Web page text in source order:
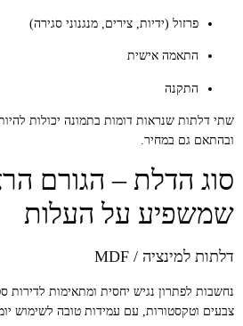
פרזול (ידיות, צירים, מנגנוני סגירה)
התאמה אישית
התקנה
שתי דלתות שנראות דומות בתמונה יכולות
ובהתאם גם במחיר.
סוג הדלת – הגורם
שמשפיע על העלות
דלתות למינציה / MDF
נחשבות לפתרון נגיש יחסית ומתאימות לדירות
צבעים וטקסטורות, עם עמידות טובה לשימוש